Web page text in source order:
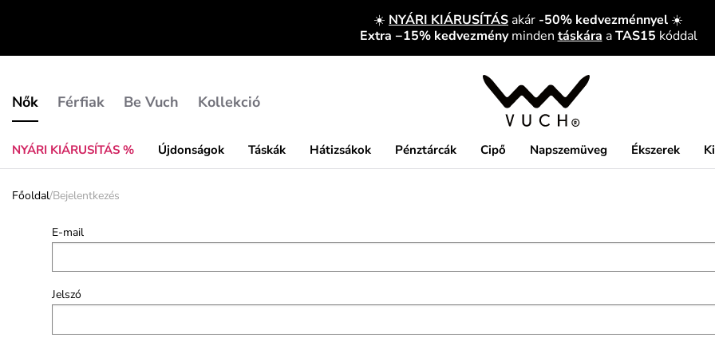
☀️ NYÁRI KIÁRUSÍTÁSakár -50% kedvezménnyel ☀️
Extra −15% kedvezményminden táskára aTAS15 kóddal
Nők
NYÁRI KIÁRUSÍTÁS % Újdonságok Táskák Hátizsákok Pénztárcák Cipő Napszemüveg Ékszerek
Férfiak Be Vuch Kollekció
Főoldal/Bejelentkezés
E-mail
Jelszó